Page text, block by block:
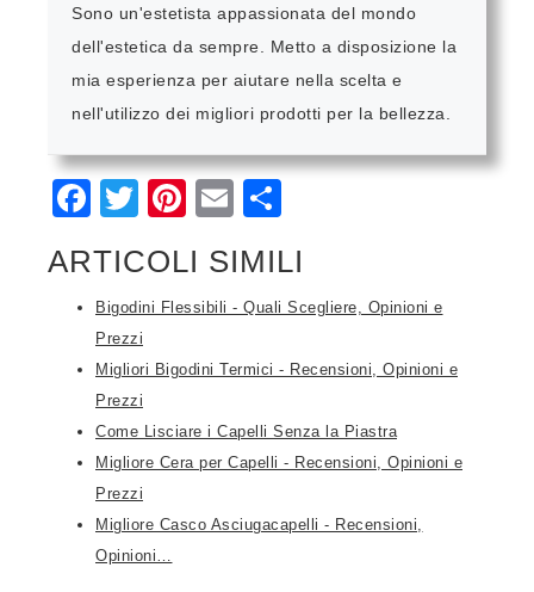
Sono un'estetista appassionata del mondo
dell'estetica da sempre. Metto a disposizione la
mia esperienza per aiutare nella scelta e
nell'utilizzo dei migliori prodotti per la bellezza.
Facebook
Twitter
Pinterest
Email
ARTICOLI SIMILI
Bigodini Flessibili - Quali Scegliere, Opinioni e
Prezzi
Migliori Bigodini Termici - Recensioni, Opinioni e
Prezzi
Come Lisciare i Capelli Senza la Piastra
Migliore Cera per Capelli - Recensioni, Opinioni e
Prezzi
Migliore Casco Asciugacapelli - Recensioni,
Opinioni…